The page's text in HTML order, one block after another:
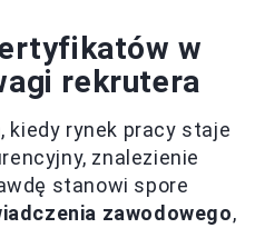
w
rekrutera
kiedy rynek pracy staje
znalezienie
stanowi spore
zawodowego,